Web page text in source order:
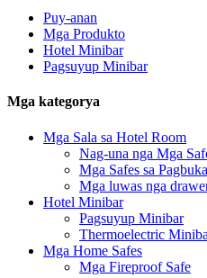
Puy-anan
Mga Produkto
Hotel Minibar
Pagsuyup Minibar
Mga kategorya
Mga Sala sa Hotel Room
Nag-una nga Mga
Mga Safes sa
Mga luwas nga
Hotel Minibar
Pagsuyup Minibar
Thermoelectric
Mga Home Safes
Mga Fireproof Safe